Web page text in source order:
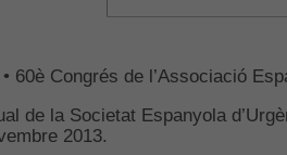
60è Congrés de l’Associació
de la Societat Espanyola
2013.